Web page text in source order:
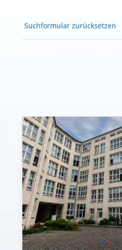
Suchformular zurücksetzen